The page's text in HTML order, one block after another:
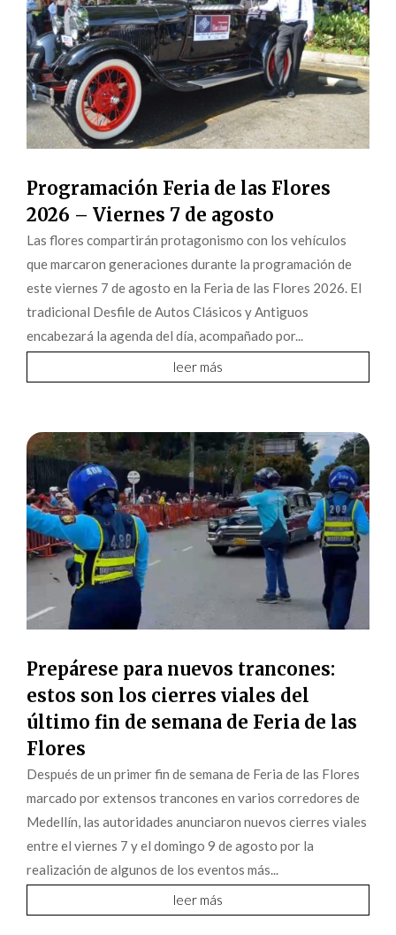
Programación Feria de las Flores
2026 – Viernes 7 de agosto
Las flores compartirán protagonismo con los vehículos
que marcaron generaciones durante la programación de
este viernes 7 de agosto en la Feria de las Flores 2026. El
tradicional Desfile de Autos Clásicos y Antiguos
encabezará la agenda del día, acompañado por...
leer más
Prepárese para nuevos trancones:
estos son los cierres viales del
último fin de semana de Feria de las
Flores
Después de un primer fin de semana de Feria de las Flores
marcado por extensos trancones en varios corredores de
Medellín, las autoridades anunciaron nuevos cierres viales
entre el viernes 7 y el domingo 9 de agosto por la
realización de algunos de los eventos más...
leer más